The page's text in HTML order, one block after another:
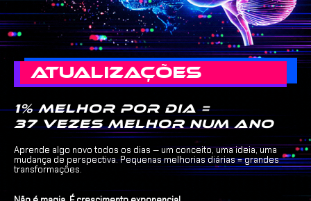
ATUALIZAÇÕES
1% melhor por dia =
37 vezes melhor num ano
Aprende algo novo todos os dias — um conceito, uma ideia, uma
mudança de perspectiva. Pequenas melhorias diárias = grandes
transformações.